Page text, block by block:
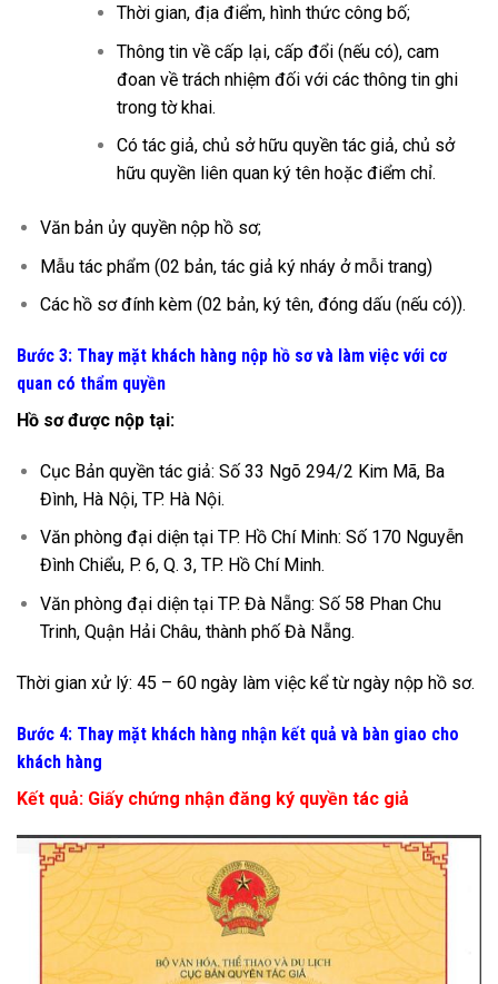
Thời gian, địa điểm, hình thức công bố;
Thông tin về cấp lại, cấp đổi (nếu có), cam
đoan về trách nhiệm đối với các thông tin ghi
trong tờ khai.
Có tác giả, chủ sở hữu quyền tác giả, chủ sở
hữu quyền liên quan ký tên hoặc điểm chỉ.
Văn bản ủy quyền nộp hồ sơ;
Mẫu tác phẩm (02 bản, tác giả ký nháy ở mỗi trang)
Các hồ sơ đính kèm (02 bản, ký tên, đóng dấu (nếu có)).
Bước 3: Thay mặt khách hàng nộp hồ sơ và làm việc với cơ
quan có thẩm quyền
Hồ sơ được nộp tại:
Cục Bản quyền tác giả: Số 33 Ngõ 294/2 Kim Mã, Ba
Đình, Hà Nội, TP. Hà Nội.
Văn phòng đại diện tại TP. Hồ Chí Minh: Số 170 Nguyễn
Đình Chiểu, P. 6, Q. 3, TP. Hồ Chí Minh.
Văn phòng đại diện tại TP. Đà Nẵng: Số 58 Phan Chu
Trinh, Quận Hải Châu, thành phố Đà Nẵng.
Thời gian xử lý: 45 – 60 ngày làm việc kể từ ngày nộp hồ sơ.
Bước 4: Thay mặt khách hàng nhận kết quả và bàn giao cho
khách hàng
Kết quả: Giấy chứng nhận đăng ký quyền tác giả